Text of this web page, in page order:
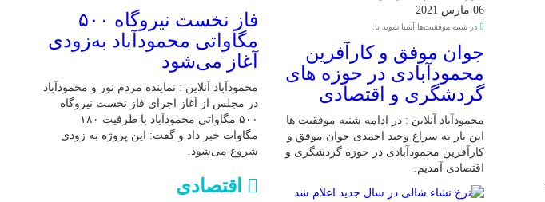
06 مارس 2021
در شنبه موفقیت‌ها آشنا شوید با:
جوان موفق و کارآفرین
محمودآبادی در حوزه های
گردشگری و اقتصادی
محمودآباد آنلاین : در ادامه شنبه موفقیت ها
این بار به سراغ وحید احمدی جوان موفق و
کارآفرین محمودآبادی در حوزه گردشگری و
اقتصادی آمدیم.
فاز نخست نیروگاه ۵۰۰
مگاواتی محمودآباد به‌زودی
آغاز می‌شود
محمودآباد آنلاین : نماینده مردم نور و محمودآباد
در مجلس از آغاز اجرای فاز نخست نیروگاه
۵۰۰ مگاواتی محمودآباد با ظرفیت ۱۸۰
مگاوات خبر داد و گفت: این پروژه به زودی
شروع می‌شود.
اقتصادی